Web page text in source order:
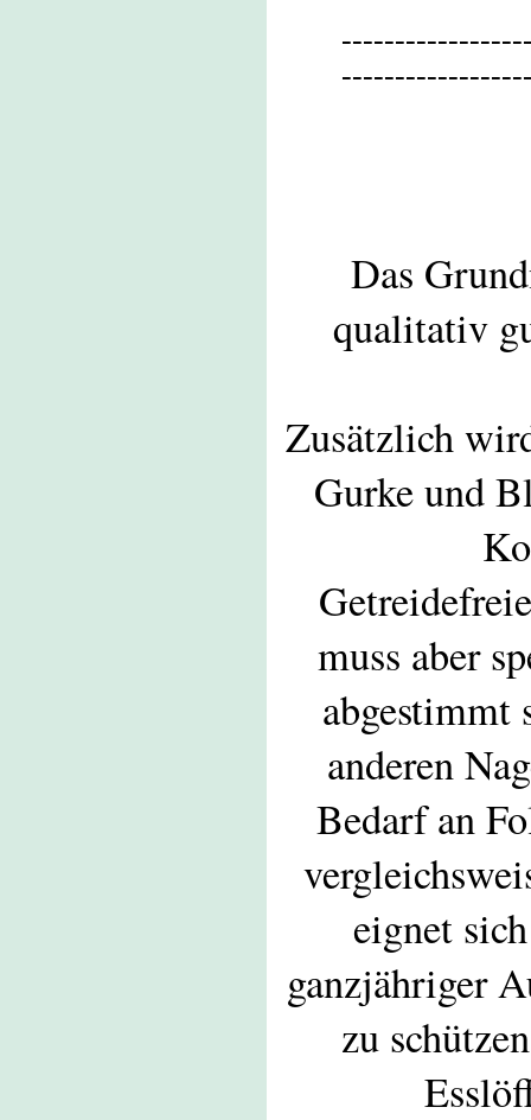
Das
qualitativ
Zusätzlich
Gurke und
muss aber
abgestimmt
anderen
Bedarf an
eignet
ganzjähriger
zu